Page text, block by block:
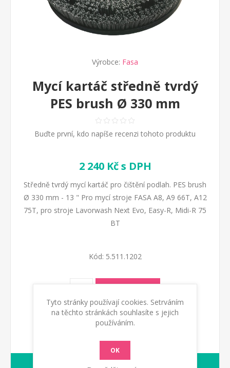
Výrobce: Fasa
Mycí kartáč středně tvrdý
PES brush Ø 330 mm
Buďte první, kdo napíše recenzi tohoto produktu
2 240 Kč s DPH
Středně tvrdý mycí kartáč pro čištění podlah. PES brush
Ø 330 mm - 13 " Pro mycí stroje FASA A8, A9 66T, A12
75T, pro stroje Lavorwash Next Evo, Easy-R, Midi-R 75
BT
Kód: 5.511.1202
Tyto stránky používají cookies. Setrváním
na těchto stránkách souhlasíte s jejich
používáním.
OK